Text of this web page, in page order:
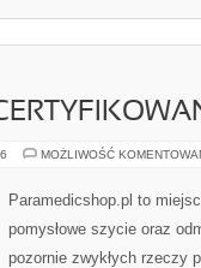
MOŻLIWOŚĆ
Paramedicshop.pl to
pomysłowe szycie oraz
pozornie zwykłych rzeczy